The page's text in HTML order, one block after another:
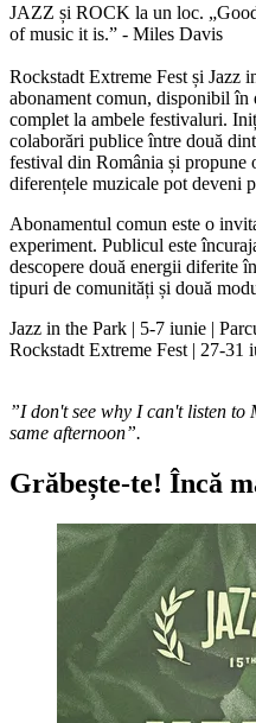
JAZZ și ROCK la un loc.
of music it is.” - Miles Davis
Rockstadt Extreme Fest și Jazz
abonament comun, disponibil în
complet la ambele festivaluri.
colaborări publice între două
festival din România și propune
diferențele muzicale pot deveni
Abonamentul comun este o
experiment. Publicul este
descopere două energii diferite
tipuri de comunități și două
Jazz in the Park | 5-7 iunie |
Rockstadt Extreme Fest | 27-31
”I don't see why I can't listen to
same afternoon”.
Grăbește-te! Încă